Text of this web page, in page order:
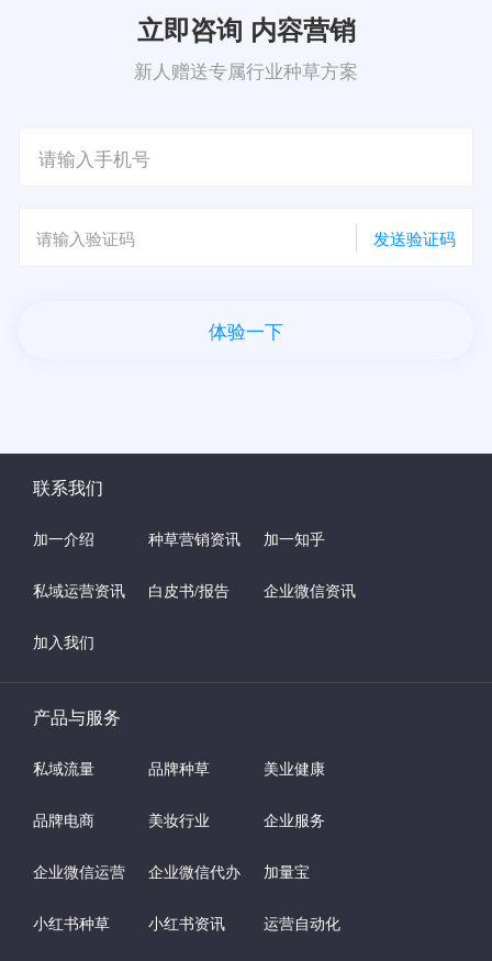
立即咨询 内容营销
新人赠送专属行业种草方案
发送验证码
体验一下
联系我们
加一介绍 种草营销资讯 加一知乎
私域运营资讯 白皮书/报告 企业微信资讯
加入我们
产品与服务
私域流量 品牌种草 美业健康
品牌电商 美妆行业 企业服务
企业微信运营 企业微信代办 加量宝
小红书种草 小红书资讯 运营自动化